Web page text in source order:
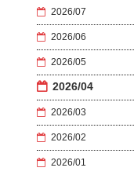
2026/07
2026/06
2026/05
2026/04
2026/03
2026/02
2026/01